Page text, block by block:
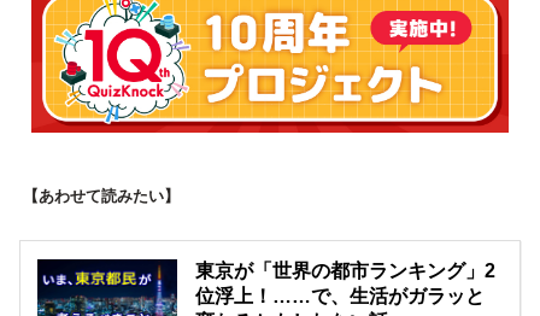
【あわせて読みたい】
東京が「世界の都市ランキング」2
位浮上！……で、生活がガラッと